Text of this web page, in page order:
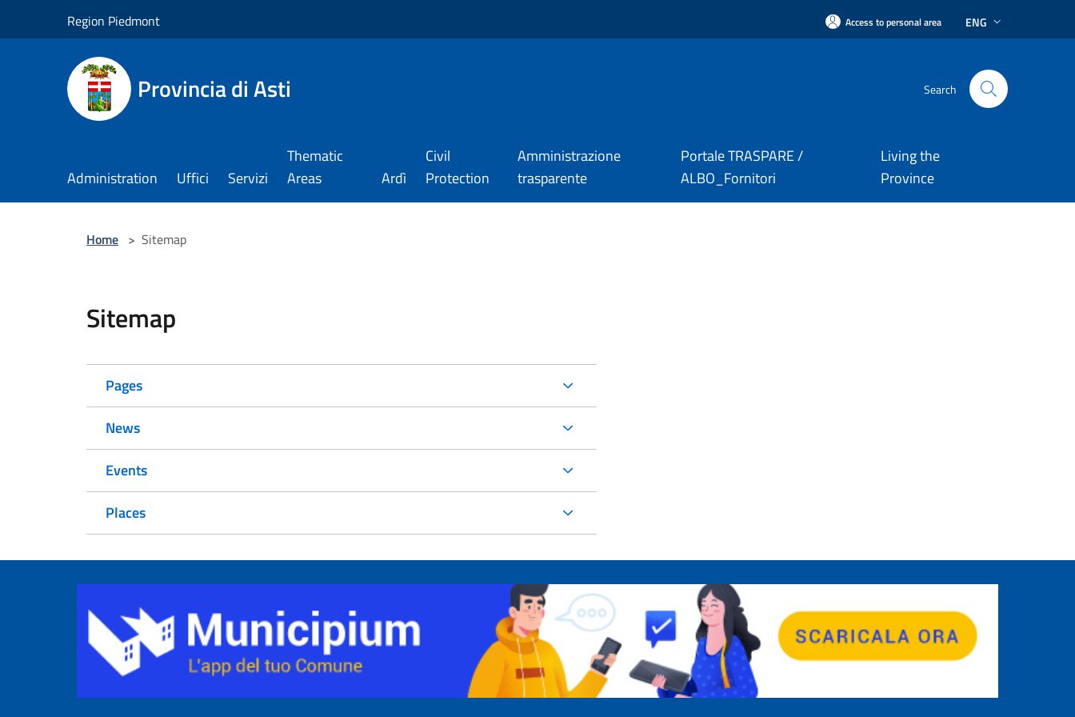
Region Piedmont Access to personal area ENG
Provincia di Asti Search
Administration Uffici Servizi
Thematic
Areas
Ardì
Civil
Protection
Amministrazione
trasparente
Portale TRASPARE /
ALBO_Fornitori
Living the
Province
Home > Sitemap
Sitemap
Pages
News
Events
Places